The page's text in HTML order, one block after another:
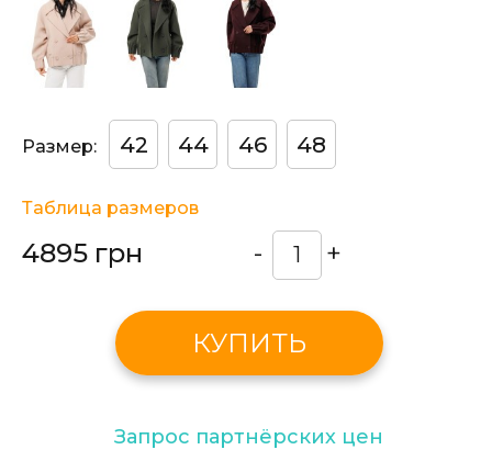
Размер: 42 44 46 48
Таблица размеров
4895 грн - +
КУПИТЬ
Запрос партнёрских цен